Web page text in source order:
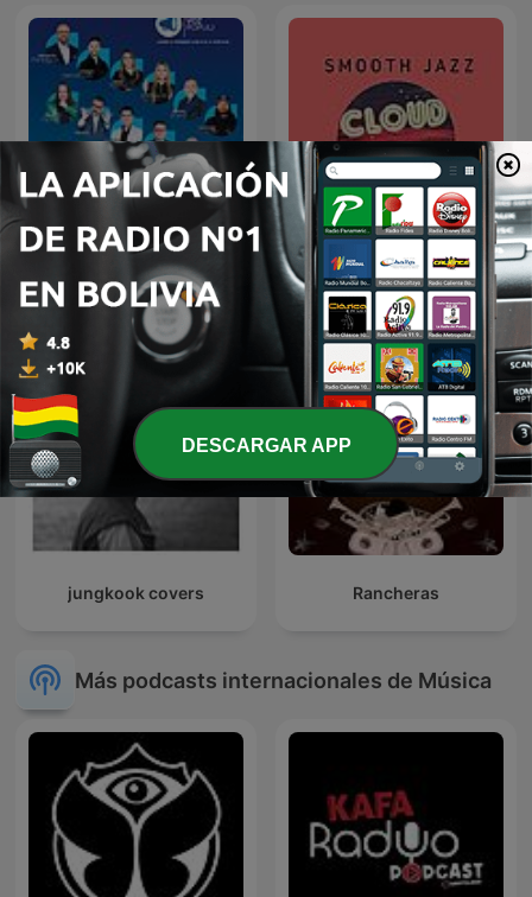
Humor Voz Populi BLU Cloud Jazz Smooth Jazz
jungkook covers Rancheras
Más podcasts internacionales de Música
DESCARGAR APP